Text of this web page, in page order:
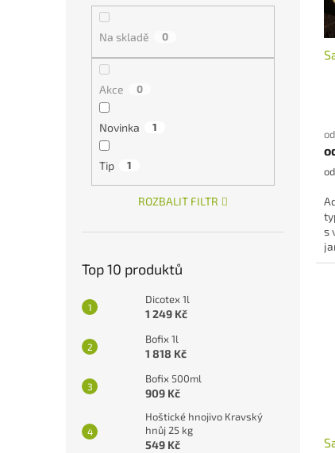
Na skladě 0
Akce 0
Novinka 1
Tip 1
ROZBALIT FILTR
Top 10 produktů
Dicotex 1l
1 249 Kč
Bofix 1l
1 818 Kč
Bofix 500ml
909 Kč
Hoštické hnojivo Kravský
hnůj 25 kg
549 Kč
je
5
s